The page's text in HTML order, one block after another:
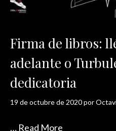
Firma de libros:
adelante o
dedicatoria
19 de octubre de 2020por
… Read More